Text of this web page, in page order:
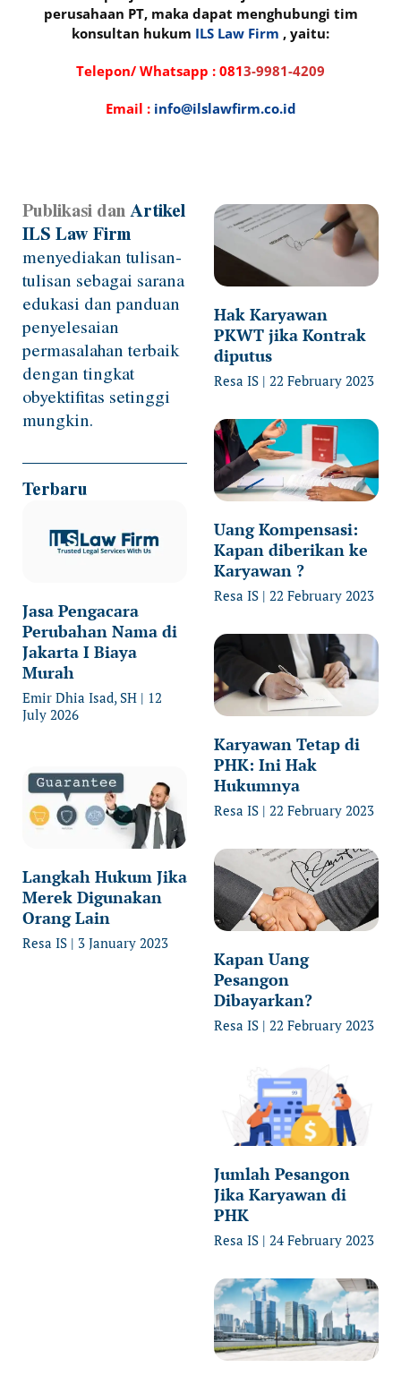
perusahaan PT, maka dapat menghubungi tim
konsultan hukum ILS Law Firm , yaitu:
Telepon/ Whatsapp : 0813-9981-4209
Email : info@ilslawfirm.co.id
Publikasi danArtikel
ILS Law Firm
menyediakan tulisan-
tulisan sebagai sarana
edukasi dan panduan
penyelesaian
permasalahan terbaik
dengan tingkat
obyektifitas setinggi
mungkin.
Terbaru
Jasa Pengacara
Perubahan Nama di
Jakarta I Biaya
Murah
Emir Dhia Isad, SH
12
July 2026
Langkah Hukum Jika
Merek Digunakan
Orang Lain
Resa IS 3 January 2023
Hak Karyawan
PKWT jika Kontrak
diputus
Resa IS 22 February 2023
Uang Kompensasi:
Kapan diberikan ke
Karyawan ?
Resa IS 22 February 2023
Karyawan Tetap di
PHK: Ini Hak
Hukumnya
Resa IS 22 February 2023
Kapan Uang
Pesangon
Dibayarkan?
Resa IS 22 February 2023
Jumlah Pesangon
Jika Karyawan di
PHK
Resa IS 24 February 2023
Page Page PagePage